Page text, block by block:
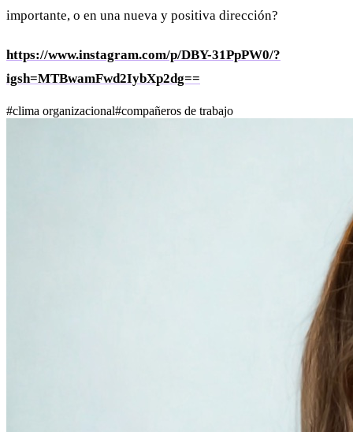
importante, o en una nueva y positiva dirección?
https://www.instagram.com/p/DBY-31PpPW0/?
igsh=MTBwamFwd2IybXp2dg==
#clima organizacional#compañeros de trabajo